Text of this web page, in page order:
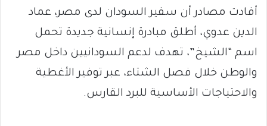
أفادت مصادر أن سفير السودان لدى مصر، عماد
الدين عدوي، أطلق مبادرة إنسانية جديدة تحمل
اسم “الشيخ”، تهدف لدعم السودانيين داخل مصر
والوطن خلال فصل الشتاء، عبر توفير الأغطية
والاحتياجات الأساسية للبرد القارس.